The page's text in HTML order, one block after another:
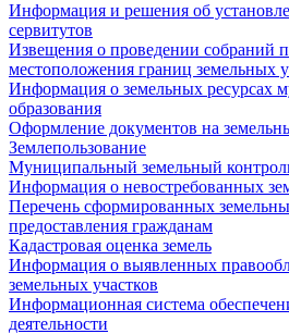
Информация и решения об
сервитутов
Извещения о проведении собраний
местоположения границ земельных
Информация о земельных ресурсах
образования
Оформление документов на
Землепользование
Муниципальный земельный
Информация о невостребованных
Перечень сформированных
предоставления гражданам
Кадастровая оценка земель
Информация о выявленных
земельных участков
Информационная система
деятельности